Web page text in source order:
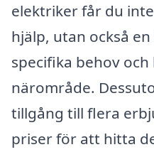
elektriker får du
hjälp, utan också
specifika behov
närområde.
tillgång till flera
priser för att hitta